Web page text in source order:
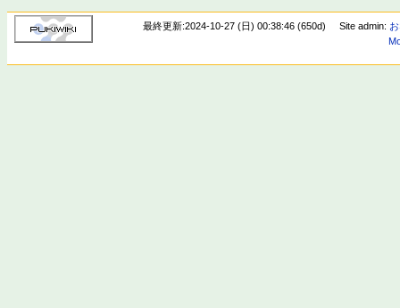
最終更新:2024-10-27 (日) 00:38:46 (650d) Site admin: